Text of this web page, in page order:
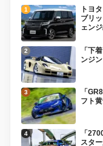
トヨ
ブリ
ェン
「下
ンジ
「
フト
「
スタ